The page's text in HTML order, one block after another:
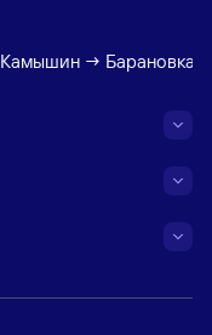
Камышин → Барановка,